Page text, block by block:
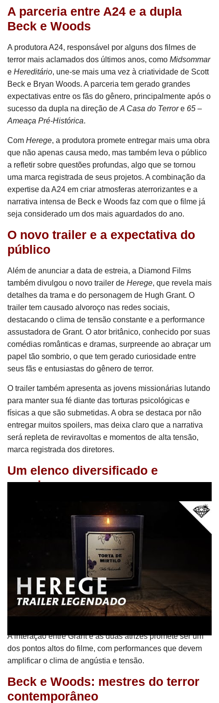
A parceria entre A24 e a dupla
Beck e Woods
A produtora A24, responsável por alguns dos filmes de
terror mais aclamados dos últimos anos, como Midsommar
e Hereditário, une-se mais uma vez à criatividade de Scott
Beck e Bryan Woods. A parceria tem gerado grandes
expectativas entre os fãs do gênero, principalmente após o
sucesso da dupla na direção de A Casa do Terrore 65 –
Ameaça Pré-Histórica.
Com Herege, a produtora promete entregar mais uma obra
que não apenas causa medo, mas também leva o público
a refletir sobre questões profundas, algo que se tornou
uma marca registrada de seus projetos. A combinação da
expertise da A24 em criar atmosferas aterrorizantes e a
narrativa intensa de Beck e Woods faz com que o filme já
seja considerado um dos mais aguardados do ano.
O novo trailer e a expectativa do
público
Além de anunciar a data de estreia, a Diamond Films
também divulgou o novo trailer de Herege, que revela mais
detalhes da trama e do personagem de Hugh Grant. O
trailer tem causado alvoroço nas redes sociais,
destacando o clima de tensão constante e a performance
assustadora de Grant. O ator britânico, conhecido por suas
comédias românticas e dramas, surpreende ao abraçar um
papel tão sombrio, o que tem gerado curiosidade entre
seus fãs e entusiastas do gênero de terror.
O trailer também apresenta as jovens missionárias lutando
para manter sua fé diante das torturas psicológicas e
físicas a que são submetidas. A obra se destaca por não
entregar muitos spoilers, mas deixa claro que a narrativa
será repleta de reviravoltas e momentos de alta tensão,
marca registrada dos diretores.
Um elenco diversificado e
promissor
Além de Hugh Grant, o elenco de
traz novos
talentos que têm ganhado destaque nos últimos anos.
Sophie Tatcher, que recentemente participou do sucesso
Boogeyman: Seu Medo é Real, e Chloe East, elogiada por
sua atuação em
Os Fabelmans, formam a dupla de
missionárias que, além de enfrentar desafios externos,
também precisam lidar com conflitos internos. As atuações
das duas atrizes jovens são aguardadas com grande
expectativa, já que ambas têm mostrado versatilidade em
seus papéis anteriores.
A interação entre Grant e as duas atrizes promete ser um
dos pontos altos do filme, com performances que devem
amplificar o clima de angústia e tensão.
Beck e Woods: mestres do terror
contemporâneo